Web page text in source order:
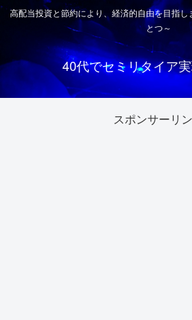
高配当投資と節約により、経済的自由を目指
とつ～
40代でセミリタイア
スポンサーリ